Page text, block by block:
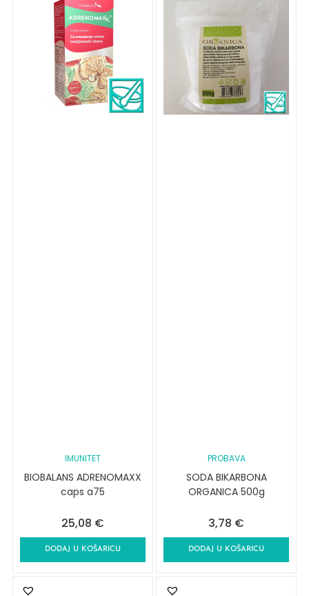
IMUNITET
BIOBALANS ADRENOMAXX
caps a75
25,08 €
DODAJ U KOŠARICU
PROBAVA
SODA BIKARBONA
ORGANICA 500g
3,78 €
DODAJ U KOŠARICU